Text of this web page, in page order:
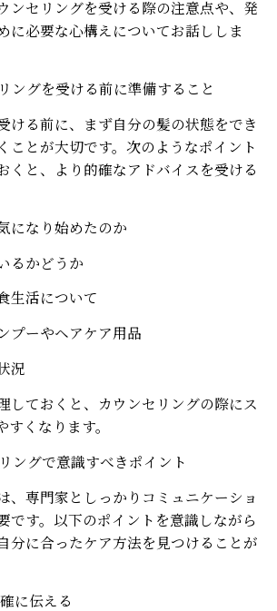
ンセリングを受ける際の注意点や、発
に必要な心構えについてお話ししま
ングを受ける前に準備すること
ける前に、まず自分の髪の状態をでき
ことが大切です。次のようなポイント
くと、より的確なアドバイスを受ける
になり始めたのか
るかどうか
生活について
プーやヘアケア用品
況
しておくと、カウンセリングの際にス
くなります。
ングで意識すべきポイント
、専門家としっかりコミュニケーショ
です。以下のポイントを意識しながら
分に合ったケア方法を見つけることが
に伝える